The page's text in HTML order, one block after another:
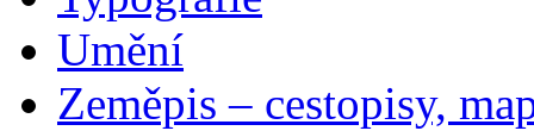
Umění
Zeměpis – cestopisy,